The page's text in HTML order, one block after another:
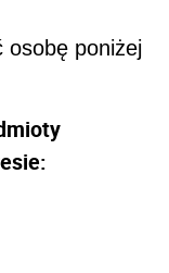
osobę poniżej